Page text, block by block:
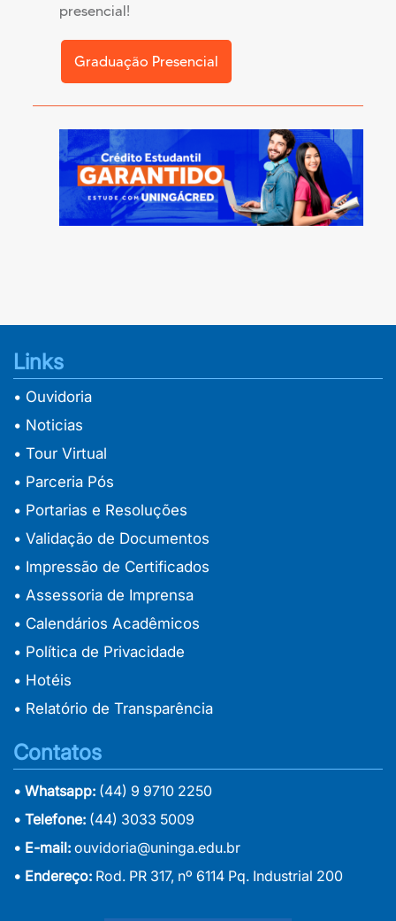
presencial!
Graduação Presencial
Links
• Ouvidoria
• Noticias
• Tour Virtual
• Parceria Pós
• Portarias e Resoluções
• Validação de Documentos
• Impressão de Certificados
• Assessoria de Imprensa
• Calendários Acadêmicos
• Política de Privacidade
• Hotéis
• Relatório de Transparência
Contatos
• Whatsapp: (44) 9 9710 2250
• Telefone: (44) 3033 5009
• E-mail: ouvidoria@uninga.edu.br
• Endereço: Rod. PR 317, nº 6114 Pq. Industrial 200